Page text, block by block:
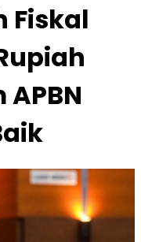
Fiskal